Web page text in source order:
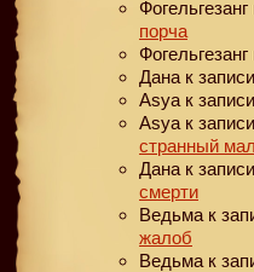
Фогельгезанг
порча
Фогельгезанг
Дана к записи
Asya к записи
Asya к записи
странный
Дана к записи
смерти
Ведьма к
жалоб
Ведьма к